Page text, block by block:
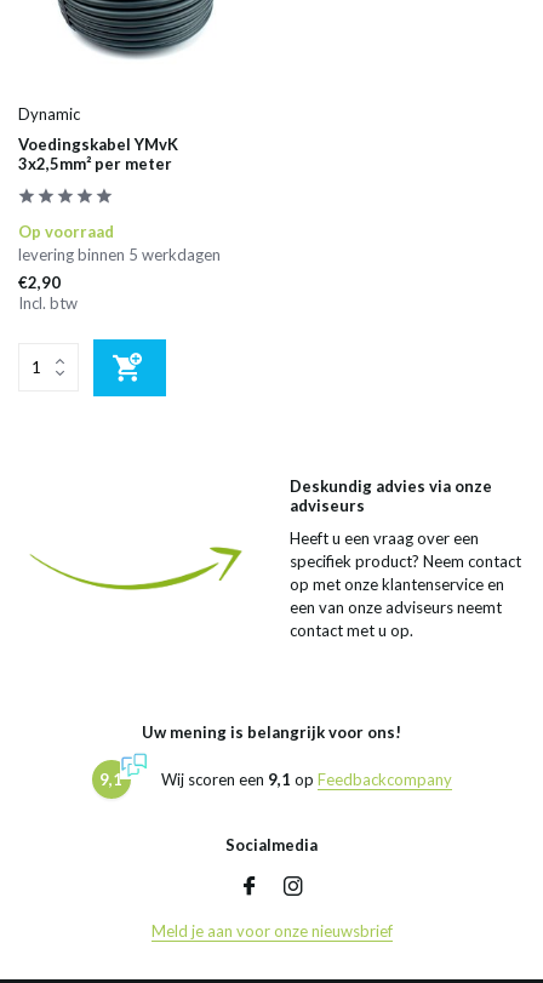
Dynamic
Voedingskabel YMvK
3x2,5mm² per meter
Op voorraad
levering binnen 5 werkdagen
€2,90
Incl. btw
Deskundig advies via onze
adviseurs
Heeft u een vraag over een
specifiek product? Neem contact
op met onze klantenservice en
een van onze adviseurs neemt
contact met u op.
Uw mening is belangrijk voor ons!
9,1 Wij scoren een 9,1 op Feedbackcompany
Socialmedia
Meld je aan voor onze nieuwsbrief